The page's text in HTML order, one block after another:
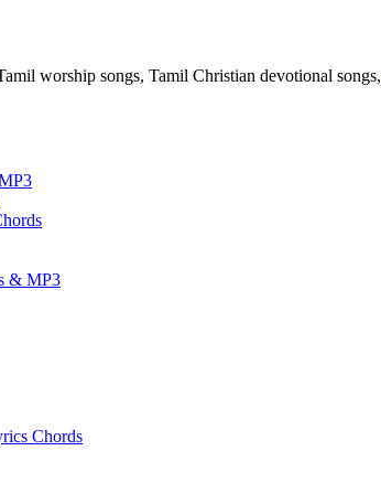
worship songs, Tamil Christian devotional songs,
& MP3
Chords